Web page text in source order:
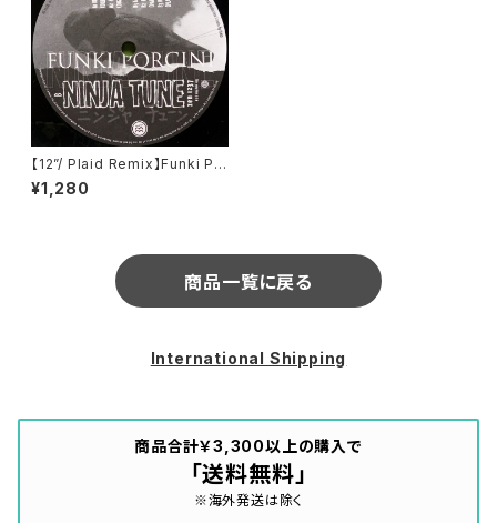
【12”/ Plaid Remix】Funki Po
rcini / King Ashabanapal (N
inja Tune) (zen 1237)
¥1,280
商品一覧に戻る
International Shipping
商品合計￥3,300以上の購入で
「送料無料」
※海外発送は除く